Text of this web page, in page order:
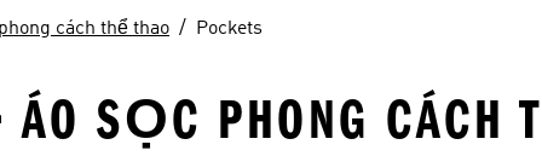
cách thể thao Pockets
ÁO SỌC PHONG CÁCH